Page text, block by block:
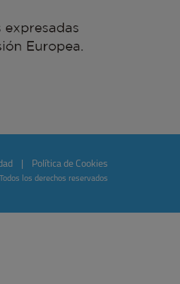
Política de Cookies
los derechos reservados